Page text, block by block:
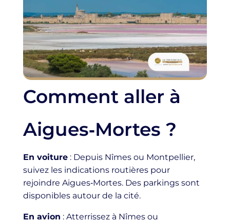
Comment aller à
Aigues‑Mortes ?
En voiture: Depuis Nîmes ou Montpellier,
suivez les indications routières pour
rejoindre Aigues‑Mortes. Des parkings sont
disponibles autour de la cité.
En avion : Atterrissez à Nîmes ou